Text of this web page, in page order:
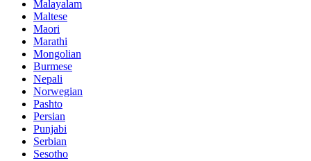
Malayalam
Maltese
Maori
Marathi
Mongolian
Burmese
Nepali
Norwegian
Pashto
Persian
Punjabi
Serbian
Sesotho